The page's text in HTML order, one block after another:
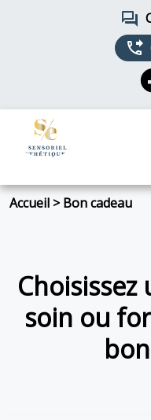
forum
phone_forwarded
Accueil >Bon cadeau
soin ou